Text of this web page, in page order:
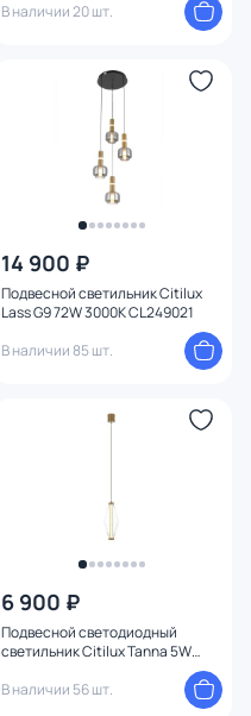
В наличии 20 шт.
14 900 ₽
Подвесной светильник Citilux
Lass G9 72W 3000К CL249021
В наличии 85 шт.
6 900 ₽
Подвесной светодиодный
светильник Citilux Tanna 5W
В наличии 56 шт.